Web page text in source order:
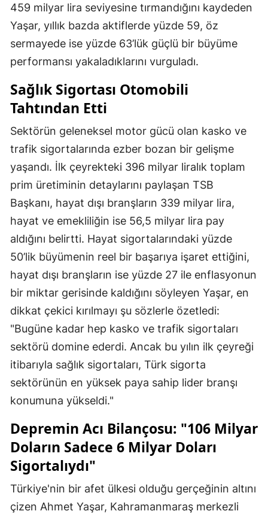
459 milyar lira seviyesine tırmandığını kaydeden
Yaşar, yıllık bazda aktiflerde yüzde 59, öz
sermayede ise yüzde 63’lük güçlü bir büyüme
performansı yakaladıklarını vurguladı.
Sağlık Sigortası Otomobili
Tahtından Etti
Sektörün geleneksel motor gücü olan kasko ve
trafik sigortalarında ezber bozan bir gelişme
yaşandı. İlk çeyrekteki 396 milyar liralık toplam
prim üretiminin detaylarını paylaşan TSB
Başkanı, hayat dışı branşların 339 milyar lira,
hayat ve emekliliğin ise 56,5 milyar lira pay
aldığını belirtti. Hayat sigortalarındaki yüzde
50’lik büyümenin reel bir başarıya işaret ettiğini,
hayat dışı branşların ise yüzde 27 ile enflasyonun
bir miktar gerisinde kaldığını söyleyen Yaşar, en
dikkat çekici kırılmayı şu sözlerle özetledi:
"Bugüne kadar hep kasko ve trafik sigortaları
sektörü domine ederdi. Ancak bu yılın ilk çeyreği
itibarıyla sağlık sigortaları, Türk sigorta
sektörünün en yüksek paya sahip lider branşı
konumuna yükseldi."
Depremin Acı Bilançosu: "106 Milyar
Doların Sadece 6 Milyar Doları
Sigortalıydı"
Türkiye'nin bir afet ülkesi olduğu gerçeğinin altını
çizen Ahmet Yaşar, Kahramanmaraş merkezli